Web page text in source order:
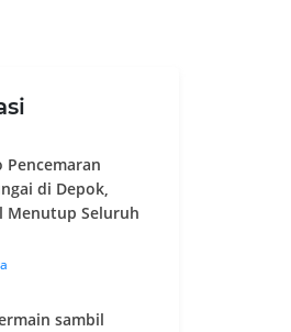
Pencemaran
di Depok,
Menutup Seluruh
sambil